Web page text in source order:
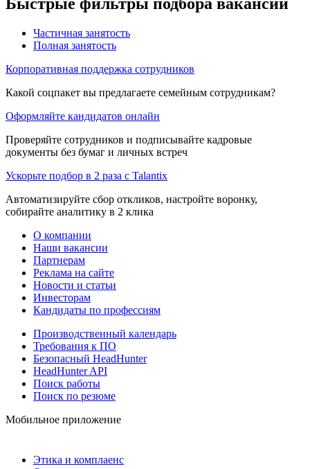
Частичная занятость
Полная занятость
Корпоративная поддержка сотрудников
Какой соцпакет вы предлагаете семейным сотрудникам?
Оформляйте кандидатов онлайн
Проверяйте сотрудников и подписывайте кадровые
документы без бумаг и личных встреч
Ускорьте подбор в 2 раза с Talantix
Автоматизируйте сбор откликов, настройте воронку,
собирайте аналитику в 2 клика
О компании
Наши вакансии
Партнерам
Реклама на сайте
Новости и статьи
Инвесторам
Кандидаты по профессиям
Производственный календарь
Требования к ПО
Безопасный HeadHunter
HeadHunter API
Поиск работы
Поиск по резюме
Мобильное приложение
Этика и комплаенс